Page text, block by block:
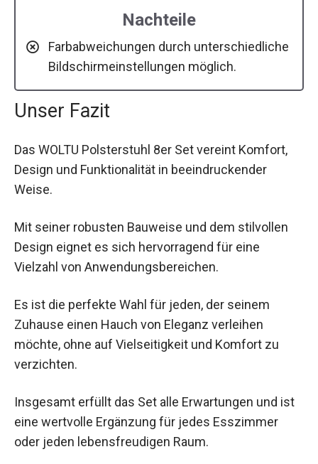
Nachteile
Farbabweichungen durch unterschiedliche
Bildschirmeinstellungen möglich.
Unser Fazit
Das WOLTU Polsterstuhl 8er Set vereint Komfort,
Design und Funktionalität in beeindruckender
Weise.
Mit seiner robusten Bauweise und dem stilvollen
Design eignet es sich hervorragend für eine
Vielzahl von Anwendungsbereichen.
Es ist die perfekte Wahl für jeden, der seinem
Zuhause einen Hauch von Eleganz verleihen
möchte, ohne auf Vielseitigkeit und Komfort zu
verzichten.
Insgesamt erfüllt das Set alle Erwartungen und ist
eine wertvolle Ergänzung für jedes Esszimmer
oder jeden lebensfreudigen Raum.